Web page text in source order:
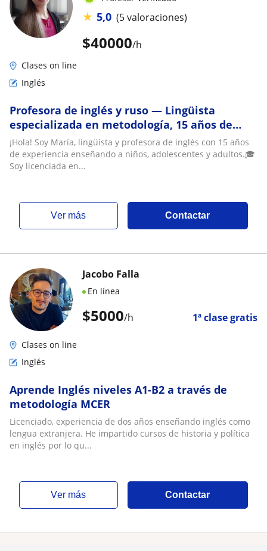
$40000/h
★ 5,0 (5 valoraciones)
Clases on line
Inglés
Profesora de inglés y ruso — Lingüista
especializada en metodología, 15 años de
experiencia
¡Hola! Soy María, lingüista y profesora de inglés con 15 años
de experiencia enseñando a niños, adolescentes y adultos.🎓
Soy licenciada en...
ver más Contactar
$5000/h 1ª clase gratis
Jacobo Falla
En línea
Clases on line
Inglés
Aprende Inglés niveles A1-B2 a través de
metodología MCER
Licenciado, experiencia de dos años enseñando inglés como
lengua extranjera. He impartido cursos de historia y política
en inglés por lo qu...
ver más Contactar